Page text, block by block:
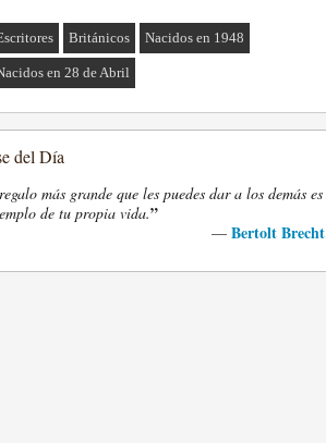
Británicos Nacidos en 1948
en 28 de Abril
del Día
más grande que les puedes dar a los demás es
de tu propia vida.”
— Bertolt Brecht